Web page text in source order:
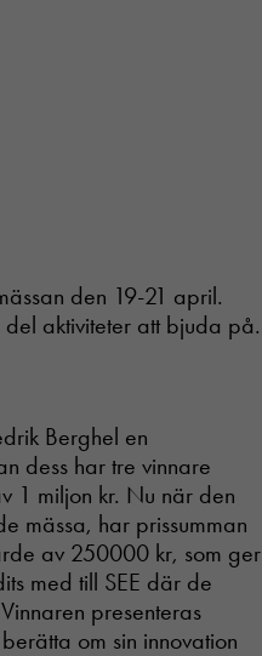
den 19-21 april.
aktiviteter att bjuda på.
Berghel en
dess har tre vinnare
1 miljon kr. Nu när den
mässa, har prissumman
av 250000 kr, som ger
med till SEE där de
presenteras
om sin innovation